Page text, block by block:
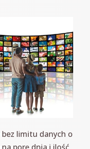
bez limitu danych o